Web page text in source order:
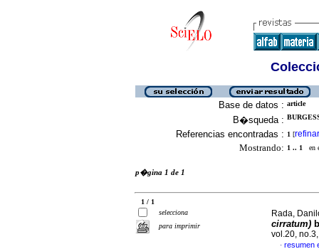
Base de datos : article
B�squeda :
Referencias encontradas : 1 [refinar
Mostrando: 1 .. 1 en
p�gina 1 de 1
1 / 1
selecciona
para imprimir
Rada,
cirratum)
vol.20,
· resumen